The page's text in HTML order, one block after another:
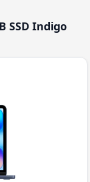
SSD Indigo